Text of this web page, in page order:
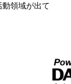
領域が出て